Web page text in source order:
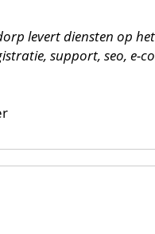
levert diensten op
support, seo, e-